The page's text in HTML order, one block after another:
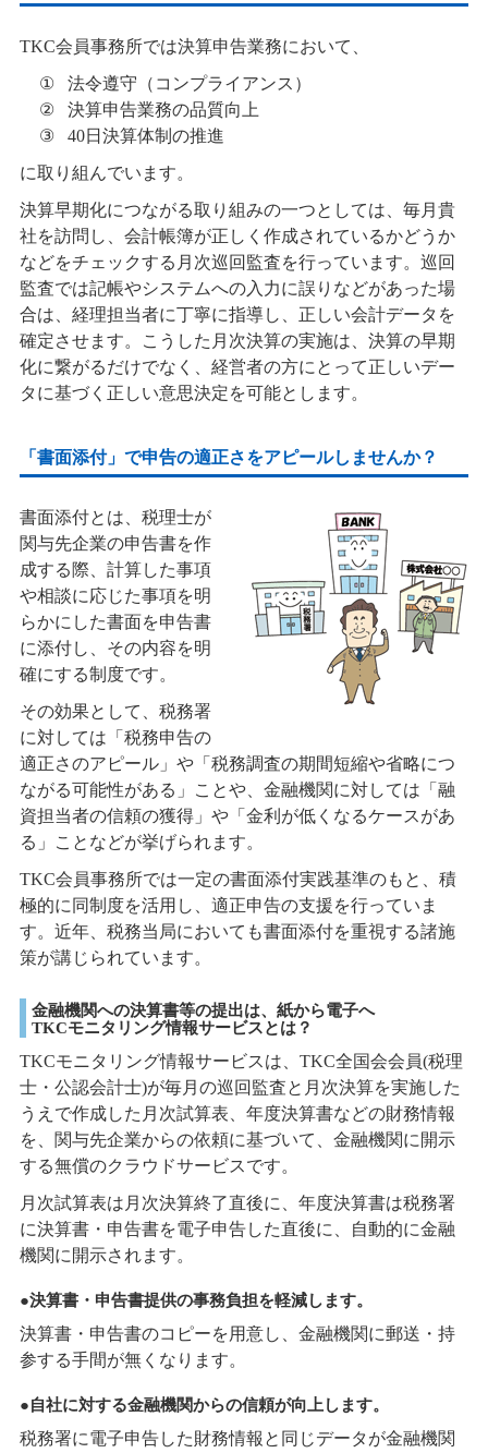
TKC会員事務所では決算申告業務において、
法令遵守（コンプライアンス）
決算申告業務の品質向上
40日決算体制の推進
に取り組んでいます。
決算早期化につながる取り組みの一つとしては、毎月貴
社を訪問し、会計帳簿が正しく作成されているかどうか
などをチェックする月次巡回監査を行っています。巡回
監査では記帳やシステムへの入力に誤りなどがあった場
合は、経理担当者に丁寧に指導し、正しい会計データを
確定させます。こうした月次決算の実施は、決算の早期
化に繋がるだけでなく、経営者の方にとって正しいデー
タに基づく正しい意思決定を可能とします。
「書面添付」で申告の適正さをアピールしませんか？
書面添付とは、税理士が
関与先企業の申告書を作
成する際、計算した事項
や相談に応じた事項を明
らかにした書面を申告書
に添付し、その内容を明
確にする制度です。
その効果として、税務署
に対しては「税務申告の
適正さのアピール」や「税務調査の期間短縮や省略につ
ながる可能性がある」ことや、金融機関に対しては「融
資担当者の信頼の獲得」や「金利が低くなるケースがあ
る」ことなどが挙げられます。
TKC会員事務所では一定の書面添付実践基準のもと、積
極的に同制度を活用し、適正申告の支援を行っていま
す。近年、税務当局においても書面添付を重視する諸施
策が講じられています。
金融機関への決算書等の提出は、紙から電子へ
TKCモニタリング情報サービスとは？
TKCモニタリング情報サービスは、TKC全国会会員(税理
士・公認会計士)が毎月の巡回監査と月次決算を実施した
うえで作成した月次試算表、年度決算書などの財務情報
を、関与先企業からの依頼に基づいて、金融機関に開示
する無償のクラウドサービスです。
月次試算表は月次決算終了直後に、年度決算書は税務署
に決算書・申告書を電子申告した直後に、自動的に金融
機関に開示されます。
●決算書・申告書提供の事務負担を軽減します。
決算書・申告書のコピーを用意し、金融機関に郵送・持
参する手間が無くなります。
●自社に対する金融機関からの信頼が向上します。
税務署に電子申告した財務情報と同じデータが金融機関